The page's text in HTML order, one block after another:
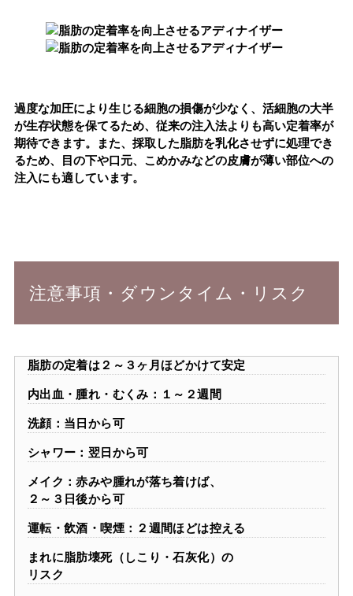
過度な加圧により生じる細胞の損傷が少なく、活細胞の大半
が生存状態を保てるため、従来の注入法よりも高い定着率が
期待できます。また、採取した脂肪を乳化させずに処理でき
るため、目の下や口元、こめかみなどの皮膚が薄い部位への
注入にも適しています。
注意事項・ダウンタイム・リスク
脂肪の定着は２～３ヶ月ほどかけて安定
内出血・腫れ・むくみ：１～２週間
洗顔：当日から可
シャワー：翌日から可
メイク：赤みや腫れが落ち着けば、
２～３日後から可
運転・飲酒・喫煙：２週間ほどは控える
まれに脂肪壊死（しこり・石灰化）の
リスク